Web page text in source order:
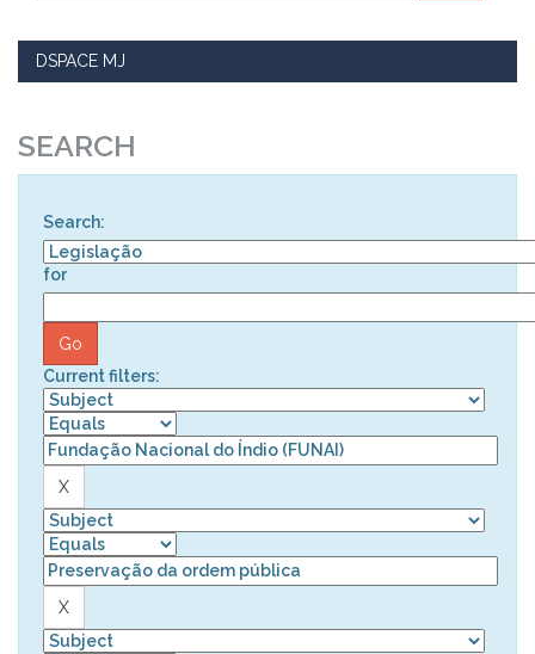
DSPACE MJ
SEARCH
Search:
for
Current filters: